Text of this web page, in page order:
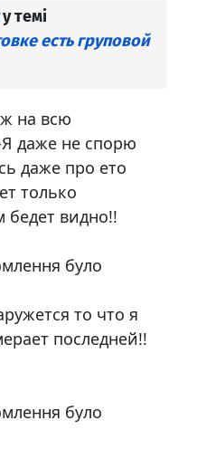
у темі
есть груповой
на всю
даже не спорю
даже про ето
только
бедет видно!!
було
то что я
последней!!
було